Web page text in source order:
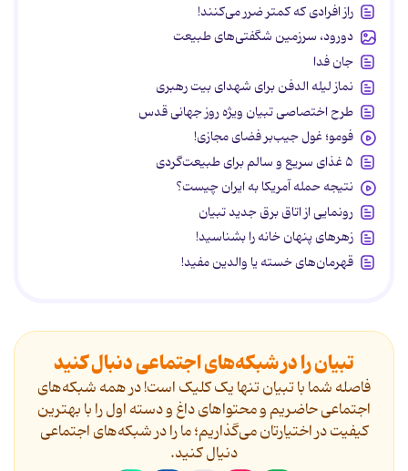
راز افرادی که کمتر ضرر می‌کنند!
دورود، سرزمین شگفتی‌های طبیعت
جان فدا
نماز لیله الدفن برای شهدای بیت رهبری
طرح اختصاصی تبیان ویژه روز جهانی قدس
فومو؛ غول جیب‌بر فضای مجازی!
۵ غذای سریع و سالم برای طبیعت‌گردی
نتیجه حمله آمریکا به ایران چیست؟
رونمایی از اتاق برق جدید تبیان
زهرهای پنهان خانه را بشناسید!
قهرمان‌های خسته یا والدین مفید!
تبیان را در شبکه‌های اجتماعی دنبال کنید
فاصله شما با تبیان تنها یک کلیک است! در همه شبکه‌های
اجتماعی حاضریم و محتواهای داغ و دسته اول را با بهترین
کیفیت در اختیارتان می‌گذاریم؛ ما را در شبکه‌های اجتماعی
دنیال کنید.